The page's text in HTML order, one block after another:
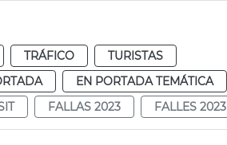
TRÁFICO
TURISTAS
EN PORTADA TEMÁTICA
FALLAS 2023 FALLES 2023